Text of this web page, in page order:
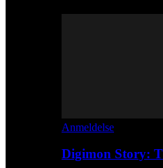
Anmeldelse
Digimon Story: